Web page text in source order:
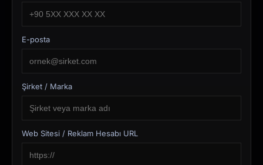
E-posta
Şirket / Marka
Web Sitesi / Reklam Hesabı URL